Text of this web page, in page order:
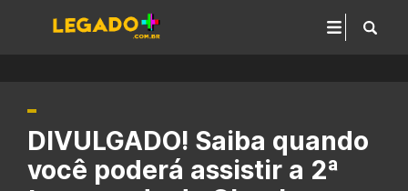
DIVULGADO! Saiba quando
você poderá assistir a 2ª